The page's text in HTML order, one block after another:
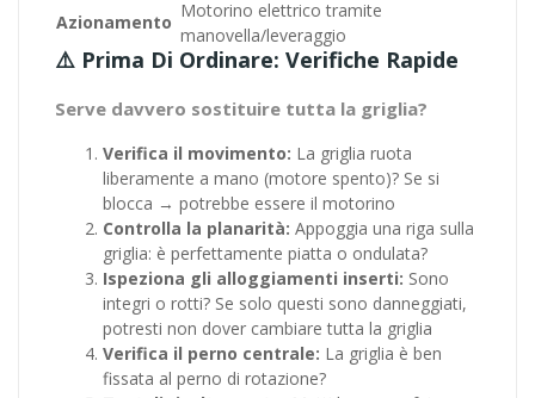
Azionamento
Motorino elettrico tramite
manovella/leveraggio
⚠️ Prima Di Ordinare: Verifiche Rapide
Serve davvero sostituire tutta la griglia?
Verifica il movimento: La griglia ruota
liberamente a mano (motore spento)? Se si
blocca → potrebbe essere il motorino
Controlla la planarità: Appoggia una riga sulla
griglia: è perfettamente piatta o ondulata?
Ispeziona gli alloggiamenti inserti: Sono
integri o rotti? Se solo questi sono danneggiati,
potresti non dover cambiare tutta la griglia
Verifica il perno centrale: La griglia è ben
fissata al perno di rotazione?